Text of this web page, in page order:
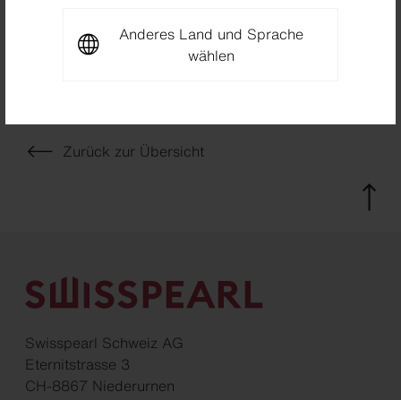
Anderes Land und Sprache
wählen
Project Sheet Solaire
Zurück zur Übersicht
Swisspearl Schweiz AG
Eternitstrasse 3
CH-8867 Niederurnen